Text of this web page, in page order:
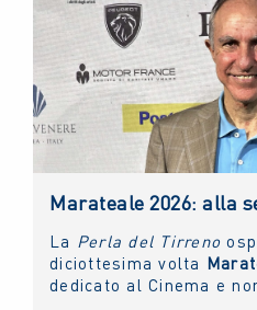
La Perla del Tirreno
diciottesima volta
dedicato al Cinema e